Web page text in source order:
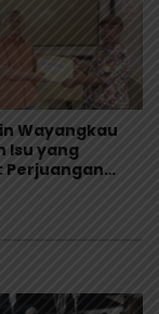
Wayangkau
Isu yang
Perjuangan